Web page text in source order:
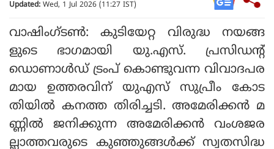
Updated: Wed, 1 Jul 2026 (11:27 IST)
വാഷിംഗ്ടണ്‍: കുടിയേറ്റ വിരുദ്ധ നയങ്ങ
ളുടെ ഭാഗമായി യു.എസ്. പ്രസിഡന്റ്
ഡൊണാള്‍ഡ് ട്രംപ് കൊണ്ടുവന്ന വിവാദപര
മായ ഉത്തരവിന് യുഎസ് സുപ്രീം കോട
തിയില്‍ കനത്ത തിരിച്ചടി. അമേരിക്കന്‍ മ
ണ്ണില്‍ ജനിക്കുന്ന അമേരിക്കന്‍ വംശജര
ല്ലാത്തവരുടെ കുഞ്ഞുങ്ങള്‍ക്ക് സ്വതസിദ്ധ